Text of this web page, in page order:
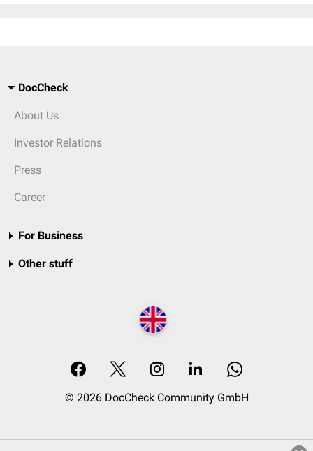
DocCheck
About Us
Investor Relations
Press
Career
For Business
Other stuff
© 2026 DocCheck Community GmbH